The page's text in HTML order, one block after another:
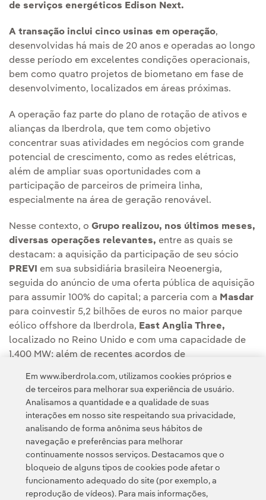
de serviços energéticos Edison Next.
A transação inclui cinco usinas em operação,
desenvolvidas há mais de 20 anos e operadas ao longo
desse período em excelentes condições operacionais,
bem como quatro projetos de biometano em fase de
desenvolvimento, localizados em áreas próximas.
A operação faz parte do plano de rotação de ativos e
alianças da Iberdrola, que tem como objetivo
concentrar suas atividades em negócios com grande
potencial de crescimento, como as redes elétricas,
além de ampliar suas oportunidades com a
participação de parceiros de primeira linha,
especialmente na área de geração renovável.
Nesse contexto, o Grupo realizou, nos últimos meses,
diversas operações relevantes, entre as quais se
destacam: a aquisição da participação de seu sócio
PREVI em sua subsidiária brasileira Neoenergia,
seguida do anúncio de uma oferta pública de aquisição
para assumir 100% do capital; a parceria com a Masdar
para coinvestir 5,2 bilhões de euros no maior parque
eólico offshore da Iberdrola, East Anglia Three,
localizado no Reino Unido e com uma capacidade de
1.400 MW; além de recentes acordos de
Política de Privacidade Informação legal
Transparência no uso da IA Política de cookies Configuração de cookies
Acessibilidade Canal de denúncias
Em www.iberdrola.com, utilizamos cookies próprios e
de terceiros para melhorar sua experiência de usuário.
Analisamos a quantidade e a qualidade de suas
interações em nosso site respeitando sua privacidade,
analisando de forma anônima seus hábitos de
navegação e preferências para melhorar
continuamente nossos serviços. Destacamos que o
bloqueio de alguns tipos de cookies pode afetar o
funcionamento adequado do site (por exemplo, a
reprodução de vídeos). Para mais informações,